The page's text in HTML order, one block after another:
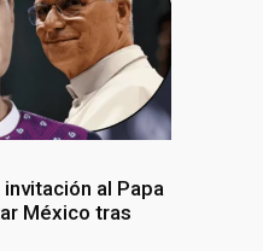
al Papa
México tras